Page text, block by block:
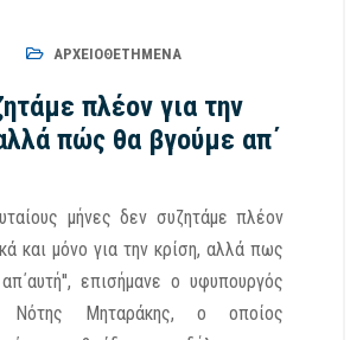
ΑΡΧΕΙΟΘΕΤΗΜΈΝΑ
πλέον για την
πώς θα βγούμε απ΄
μήνες δεν συζητάμε πλέον
και μόνο για την κρίση, αλλά πως
επισήμανε ο υφυπουργός
Νότης Μηταράκης, ο οποίος